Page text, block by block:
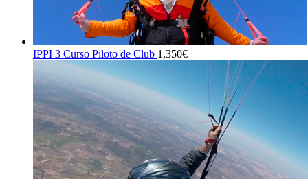
IPPI 3 Curso Piloto de Club 1,350€